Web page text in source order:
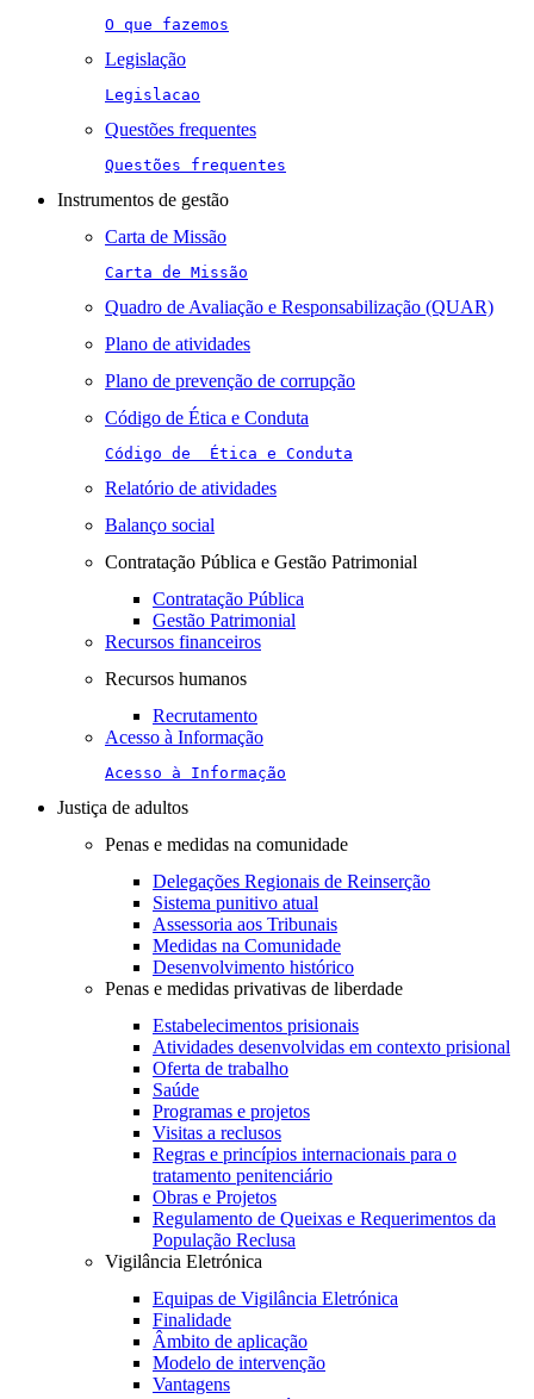
O que fazemos
Legislação
Legislacao
Questões frequentes
Questões frequentes
Instrumentos de gestão
Carta de Missão
Carta de Missão
Quadro de Avaliação e Responsabilização (QUAR)
Plano de atividades
Plano de prevenção de corrupção
Código de Ética e Conduta
Código de  Ética e Conduta
Relatório de atividades
Balanço social
Contratação Pública e Gestão Patrimonial
Contratação Pública
Gestão Patrimonial
Recursos financeiros
Recursos humanos
Recrutamento
Acesso à Informação
Acesso à Informação
Justiça de adultos
Penas e medidas na comunidade
Delegações Regionais de Reinserção
Sistema punitivo atual
Assessoria aos Tribunais
Medidas na Comunidade
Desenvolvimento histórico
Penas e medidas privativas de liberdade
Estabelecimentos prisionais
Atividades desenvolvidas em contexto prisional
Oferta de trabalho
Saúde
Programas e projetos
Visitas a reclusos
Regras e princípios internacionais para o
tratamento penitenciário
Obras e Projetos
Regulamento de Queixas e Requerimentos da
População Reclusa
Vigilância Eletrónica
Equipas de Vigilância Eletrónica
Finalidade
Âmbito de aplicação
Modelo de intervenção
Vantagens